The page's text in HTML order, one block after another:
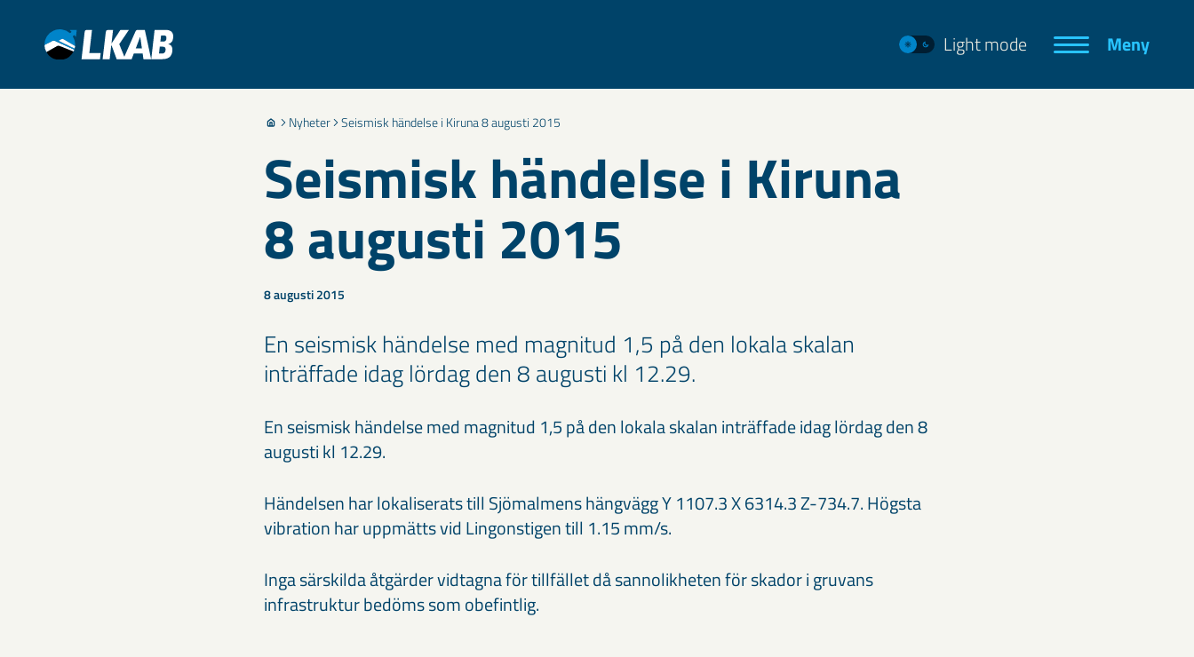
Light mode Meny
Nyheter Seismisk händelse i Kiruna 8 augusti 2015
Seismisk händelse i Kiruna
8 augusti 2015
8 augusti 2015
En seismisk händelse med magnitud 1,5 på den lokala skalan
inträffade idag lördag den 8 augusti kl 12.29.
En seismisk händelse med magnitud 1,5 på den lokala skalan inträffade idag lördag den 8
augusti kl 12.29.
Händelsen har lokaliserats till Sjömalmens hängvägg Y 1107.3 X 6314.3 Z-734.7. Högsta
vibration har uppmätts vid Lingonstigen till 1.15 mm/s.
Inga särskilda åtgärder vidtagna för tillfället då sannolikheten för skador i gruvans
infrastruktur bedöms som obefintlig.